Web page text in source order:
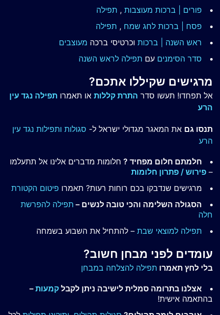
פורים | ברכות מעוצבות , תפילה
פסח | ברכות לחג שמח , תפילה
ראש השנה | ברכות וכרטיסי ברכה מעוצבים
סדר הסימנים עם תפילה לראש השנה
מרגישים שקיללו אתכם?
אל תפחדו! תעשו סדר התרת קללות או תאמרו תפילה נגד עין
הרע
תנסו גם את המאגר מגדולי ישראל ל- סגולות ותפילות נגד עין
הרע
חלמתם חלום מפחיד ? חלומות מדברים אלינו אל תתעלמו
– פירוש / פתרון חלומות
מרגישים שנדבקו בכם רוחות רעות? תאמרו פיטום הקטורת
הסגולה השלימה והכי טובה לנשים – תפילה להפרשת
חלה
תפילה למוצאי שבת – להתחיל את השבוע בשמחה
עומדים לפני מבחן חשוב?
בלי לחץ תאמרו תפילה להצלחה במבחן
אצלנו בתרומה סמלית לישיבה ניתן לקבל קמעות –
בהתאמה אישית!